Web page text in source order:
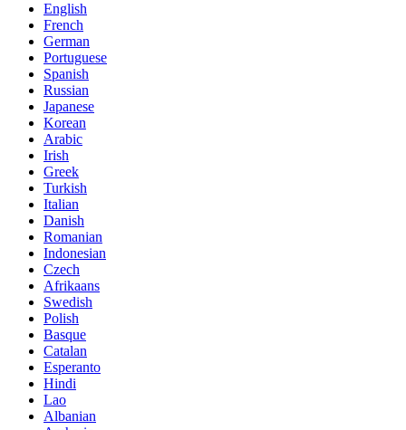
English
French
German
Portuguese
Spanish
Russian
Japanese
Korean
Arabic
Irish
Greek
Turkish
Italian
Danish
Romanian
Indonesian
Czech
Afrikaans
Swedish
Polish
Basque
Catalan
Esperanto
Hindi
Lao
Albanian